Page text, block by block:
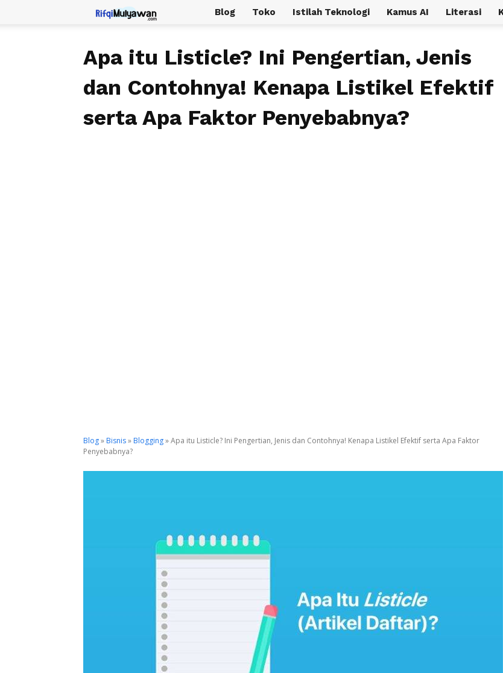
Rifqi
Blog Toko Istilah Teknologi Kamus AI Literasi
Apa itu Listicle? Ini Pengertian, Jenis
dan Contohnya! Kenapa Listikel Efektif
serta Apa Faktor Penyebabnya?
Blog» Bisnis» Blogging»Apa itu Listicle? Ini Pengertian, Jenis dan Contohnya! Kenapa Listikel Efektif serta Apa Faktor
Penyebabnya?